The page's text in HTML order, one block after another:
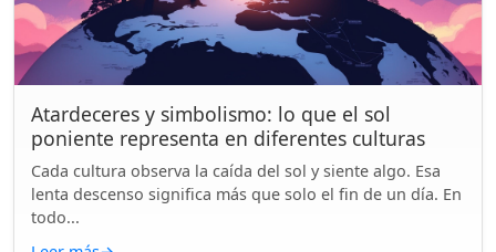
Atardeceres y simbolismo: lo que el sol
poniente representa en diferentes culturas
Cada cultura observa la caída del sol y siente algo. Esa
lenta descenso significa más que solo el fin de un día. En
todo...